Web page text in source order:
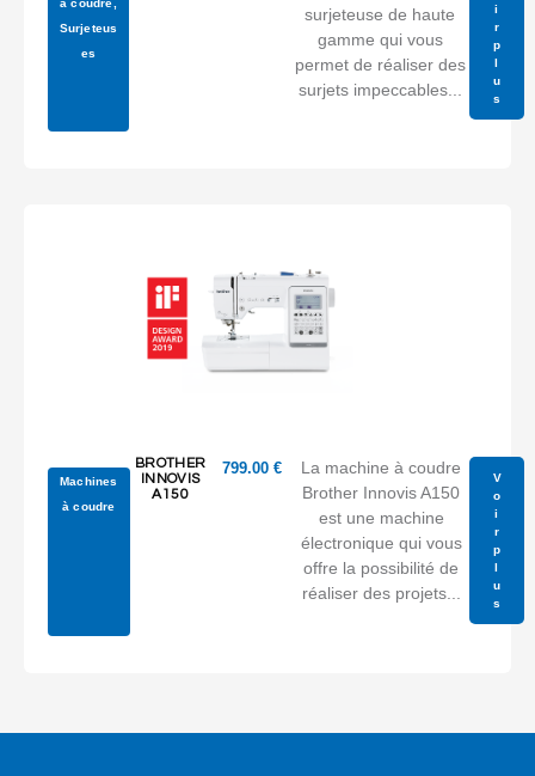
à coudre
Surjeteus
es
surjeteuse de haute
gamme qui vous
permet de réaliser des
surjets impeccables...
i
r
p
l
u
s
Machines
à coudre
BROTHER
INNOVIS
A150
799.00€
La machine à coudre
Brother Innovis A150
est une machine
électronique qui vous
offre la possibilité de
réaliser des projets...
V
o
i
r
p
l
u
s